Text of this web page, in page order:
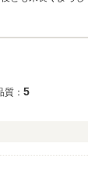
質： 5